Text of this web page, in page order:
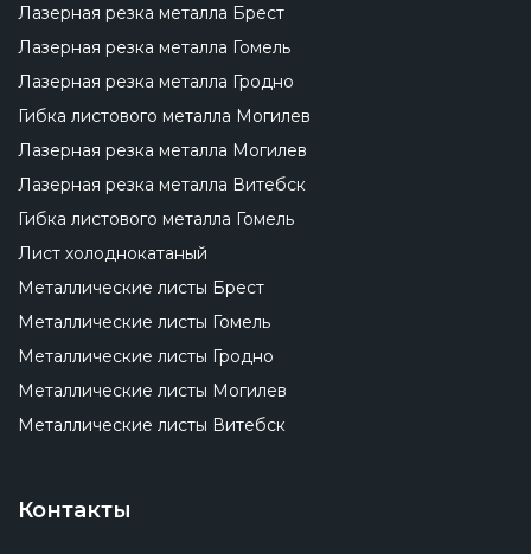
Лазерная резка металла Брест
Лазерная резка металла Гомель
Лазерная резка металла Гродно
Гибка листового металла Могилев
Лазерная резка металла Могилев
Лазерная резка металла Витебск
Гибка листового металла Гомель
Лист холоднокатаный
Металлические листы Брест
Металлические листы Гомель
Металлические листы Гродно
Металлические листы Могилев
Металлические листы Витебск
Контакты